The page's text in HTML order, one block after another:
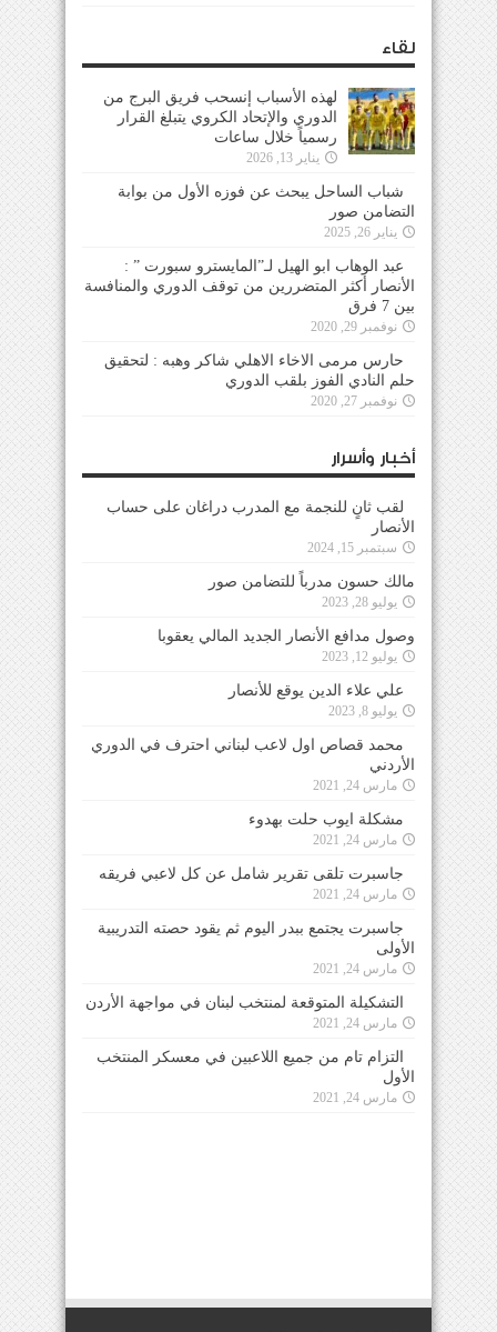
لقاء
لهذه الأسباب إنسحب فريق البرج من
الدوري والإتحاد الكروي يتبلغ القرار
رسمياً خلال ساعات
يناير 13, 2026
شباب الساحل يبحث عن فوزه الأول من بوابة
التضامن صور
يناير 26, 2025
عبد الوهاب ابو الهيل لـ”المايسترو سبورت ” :
الأنصار أكثر المتضررين من توقف الدوري والمنافسة
بين 7 فرق
نوفمبر 29, 2020
حارس مرمى الاخاء الاهلي شاكر وهبه : لتحقيق
حلم النادي الفوز بلقب الدوري
نوفمبر 27, 2020
أخبار وأسرار
لقب ثانٍ للنجمة مع المدرب دراغان على حساب
الأنصار
سبتمبر 15, 2024
مالك حسون مدرباً للتضامن صور
يوليو 28, 2023
وصول مدافع الأنصار الجديد المالي يعقوبا
يوليو 12, 2023
علي علاء الدين يوقع للأنصار
يوليو 8, 2023
محمد قصاص اول لاعب لبناني احترف في الدوري
الأردني
مارس 24, 2021
مشكلة ايوب حلت بهدوء
مارس 24, 2021
جاسبرت تلقى تقرير شامل عن كل لاعبي فريقه
مارس 24, 2021
جاسبرت يجتمع ببدر اليوم ثم يقود حصته التدريبية
الأولى
مارس 24, 2021
التشكيلة المتوقعة لمنتخب لبنان في مواجهة الأردن
مارس 24, 2021
التزام تام من جميع اللاعبين في معسكر المنتخب
الأول
مارس 24, 2021